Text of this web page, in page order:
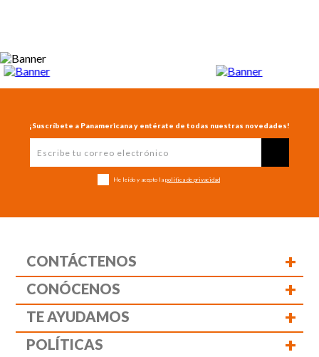
¡Suscríbete a Panamericana y entérate de todas nuestras novedades!
He leído y acepto la política de privacidad
CONTÁCTENOS +
CONÓCENOS +
TE AYUDAMOS +
POLÍTICAS +